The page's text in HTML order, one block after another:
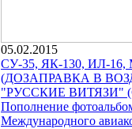
05.02.2015
СУ-35, ЯК-130, ИЛ-
(ДОЗАПРАВКА В
"РУССКИЕ ВИТЯЗИ"
Пополнение
Международного